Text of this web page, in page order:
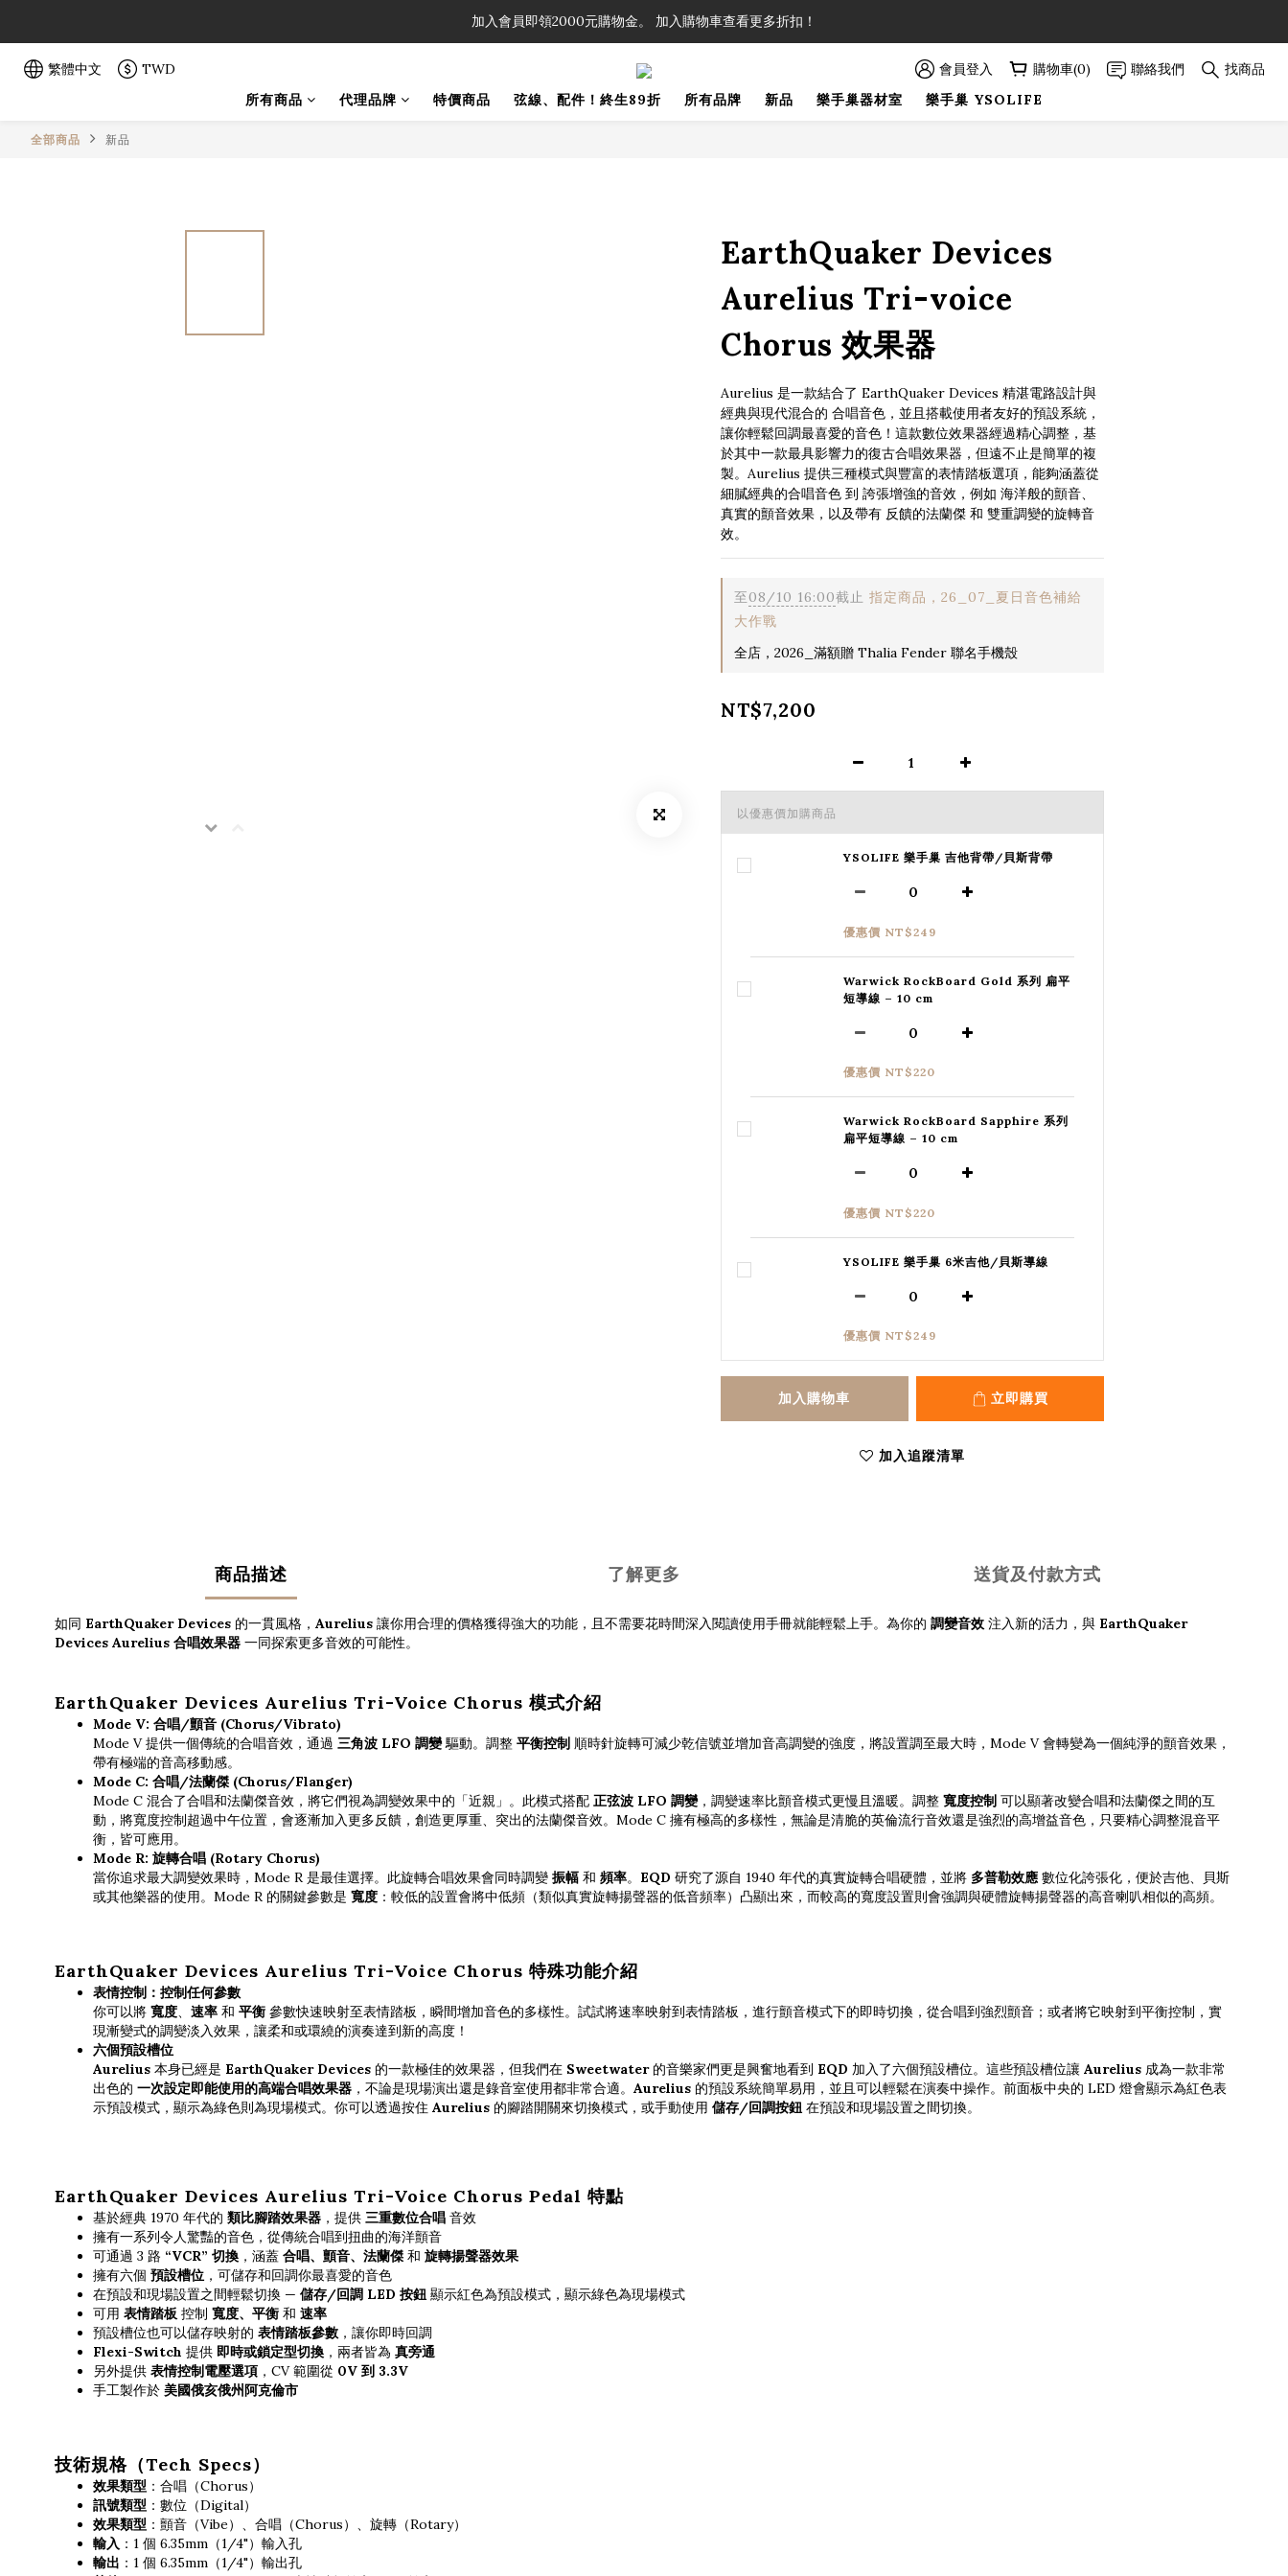
「一生弦命！」單筆購買弦線、配件滿$999（不含運費），即可享有弦線、配件終生89折優惠！
加入會員即領2000元購物金。 加入購物車查看更多折扣！
「一生弦命！」單筆購買弦線、配件滿$999（不含運費），即可享有弦線、配件終生89折優惠！
繁體中文 TWD 會員登入 購物車(0) 聯絡我們
找商品
所有商品
代理品牌 特價商品 弦線、配件！終生89折 所有品牌 新品 樂手巢器材室 樂手巢 YSOLIFE
全部商品 新品
EarthQuaker Devices
Aurelius Tri-voice
Chorus 效果器
Aurelius 是一款結合了 EarthQuaker Devices 精湛電路設計與
經典與現代混合的 合唱音色，並且搭載使用者友好的預設系統，
讓你輕鬆回調最喜愛的音色！這款數位效果器經過精心調整，基
於其中一款最具影響力的復古合唱效果器，但遠不止是簡單的複
製。Aurelius 提供三種模式與豐富的表情踏板選項，能夠涵蓋從
細膩經典的合唱音色 到 誇張增強的音效，例如 海洋般的顫音、
真實的顫音效果，以及帶有 反饋的法蘭傑 和 雙重調變的旋轉音
效。
至08/10 16:00截止 指定商品，26_07_夏日音色補給
大作戰
全店，2026_滿額贈 Thalia Fender 聯名手機殼
NT$7,200
以優惠價加購商品
YSOLIFE 樂手巢 吉他背帶/貝斯背帶
優惠價 NT$249
Warwick RockBoard Gold 系列 扁平
短導線 – 10 cm
優惠價 NT$220
Warwick RockBoard Sapphire 系列
扁平短導線 – 10 cm
優惠價 NT$220
YSOLIFE 樂手巢 6米吉他/貝斯導線
優惠價 NT$249
加入購物車 立即購買
加入追蹤清單
商品描述 了解更多 送貨及付款方式
如同 EarthQuaker Devices 的一貫風格， Aurelius 讓你用合理的價格獲得強大的功能，且不需要花時間深入閱讀使用手冊就能輕鬆上手。為你的 調變音效 注入新的活力，與 EarthQuaker
Devices Aurelius 合唱效果器 一同探索更多音效的可能性。
EarthQuaker Devices Aurelius Tri-Voice Chorus 模式介紹
Mode V: 合唱/顫音 (Chorus/Vibrato)
Mode V 提供一個傳統的合唱音效，通過 三角波 LFO 調變驅動。調整 平衡控制 順時針旋轉可減少乾信號並增加音高調變的強度，將設置調至最大時，Mode V 會轉變為一個純淨的顫音效果，
帶有極端的音高移動感。
Mode C: 合唱/法蘭傑 (Chorus/Flanger)
Mode C 混合了合唱和法蘭傑音效，將它們視為調變效果中的「近親」。此模式搭配 正弦波 LFO 調變，調變速率比顫音模式更慢且溫暖。調整 寬度控制 可以顯著改變合唱和法蘭傑之間的互
動，將寬度控制超過中午位置，會逐漸加入更多反饋，創造更厚重、突出的法蘭傑音效。Mode C 擁有極高的多樣性，無論是清脆的英倫流行音效還是強烈的高增益音色，只要精心調整混音平
衡，皆可應用。
Mode R: 旋轉合唱 (Rotary Chorus)
當你追求最大調變效果時，Mode R 是最佳選擇。此旋轉合唱效果會同時調變 振幅 和 頻率。 EQD 研究了源自 1940 年代的真實旋轉合唱硬體，並將 多普勒效應 數位化誇張化，便於吉他、貝斯
或其他樂器的使用。Mode R 的關鍵參數是 寬度 ：較低的設置會將中低頻（類似真實旋轉揚聲器的低音頻率）凸顯出來，而較高的寬度設置則會強調與硬體旋轉揚聲器的高音喇叭相似的高頻。
EarthQuaker Devices Aurelius Tri-Voice Chorus 特殊功能介紹
表情控制：控制任何參數
你可以將 寬度、 速率 和 平衡 參數快速映射至表情踏板，瞬間增加音色的多樣性。試試將速率映射到表情踏板，進行顫音模式下的即時切換，從合唱到強烈顫音；或者將它映射到平衡控制，實
現漸變式的調變淡入效果，讓柔和或環繞的演奏達到新的高度！
六個預設槽位
Aurelius 本身已經是 EarthQuaker Devices 的一款極佳的效果器，但我們在 Sweetwater的音樂家們更是興奮地看到 EQD 加入了六個預設槽位。這些預設槽位讓 Aurelius 成為一款非常
出色的 一次設定即能使用的高端合唱效果器 ，不論是現場演出還是錄音室使用都非常合適。 Aurelius 的預設系統簡單易用，並且可以輕鬆在演奏中操作。前面板中央的 LED 燈會顯示為紅色表
示預設模式，顯示為綠色則為現場模式。你可以透過按住 Aurelius 的腳踏開關來切換模式，或手動使用 儲存/回調按鈕 在預設和現場設置之間切換。
EarthQuaker Devices Aurelius Tri-Voice Chorus Pedal 特點
基於經典 1970 年代的 類比腳踏效果器 ，提供 三重數位合唱 音效
擁有一系列令人驚豔的音色，從傳統合唱到扭曲的海洋顫音
可通過 3 路 “VCR” 切換 ，涵蓋 合唱、顫音、法蘭傑 和 旋轉揚聲器效果
擁有六個 預設槽位 ，可儲存和回調你最喜愛的音色
在預設和現場設置之間輕鬆切換 — 儲存/回調 LED 按鈕 顯示紅色為預設模式，顯示綠色為現場模式
可用 表情踏板 控制 寬度、平衡 和 速率
預設槽位也可以儲存映射的 表情踏板參數 ，讓你即時回調
Flexi-Switch 提供 即時或鎖定型切換 ，兩者皆為 真旁通
另外提供 表情控制電壓選項 ，CV 範圍從 0V 到 3.3V
手工製作於 美國俄亥俄州阿克倫市
技術規格（Tech Specs）
效果類型 ：合唱（Chorus）
訊號類型 ：數位（Digital）
效果類型 ：顫音（Vibe）、合唱（Chorus）、旋轉（Rotary）
輸入 ：1 個 6.35mm（1/4"）輸入孔
輸出 ：1 個 6.35mm（1/4"）輸出孔